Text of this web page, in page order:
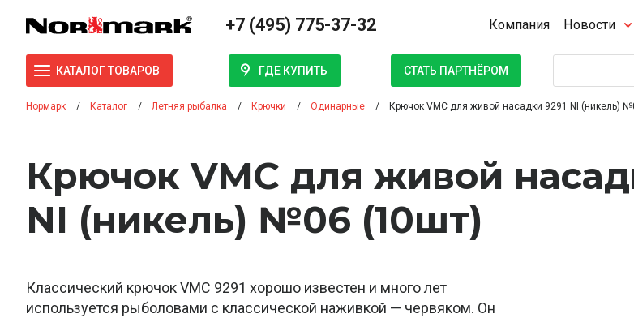
+7 (495) 775-37-32 Компания Новости
КАТАЛОГ ТОВАРОВ ГДЕ КУПИТЬ СТАТЬ ПАРТНЁРОМ
Нормарк Каталог Летняя рыбалка Крючки Одинарные Крючок VMC для живой насадки 9291 NI (никель)
Крючок VMC для живой
NI (никель) №06 (10шт)
Классический крючок VMC 9291 хорошо известен и много лет
используется рыболовами с классической наживкой — червяком. Он